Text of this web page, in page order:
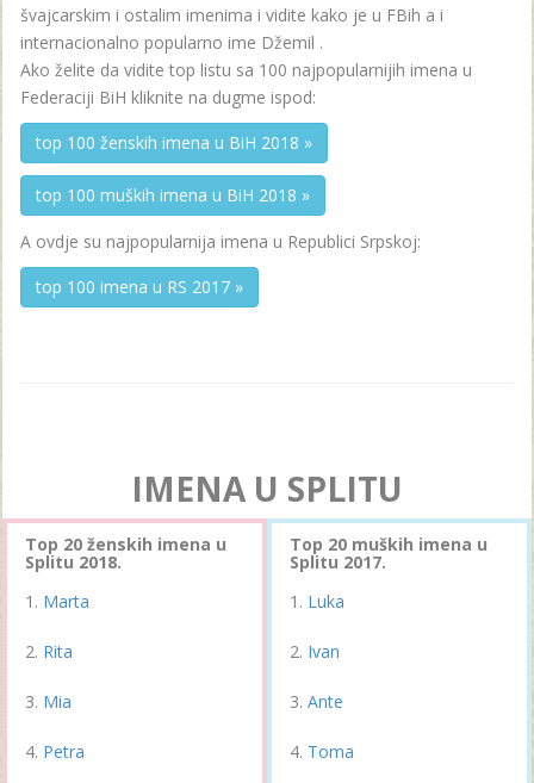
švajcarskim i ostalim imenima i vidite kako je u FBih a i
internacionalno popularno ime Džemil .
Ako želite da vidite top listu sa 100 najpopularnijih imena u
Federaciji BiH kliknite na dugme ispod:
top 100 ženskih imena u BiH 2018 »
top 100 muških imena u BiH 2018 »
A ovdje su najpopularnija imena u Republici Srpskoj:
top 100 imena u RS 2017 »
IMENA U SPLITU
Top 20 ženskih imena u
Splitu 2018.
Marta
Rita
Mia
Petra
Top 20 muških imena u
Splitu 2017.
Luka
Ivan
Ante
Toma